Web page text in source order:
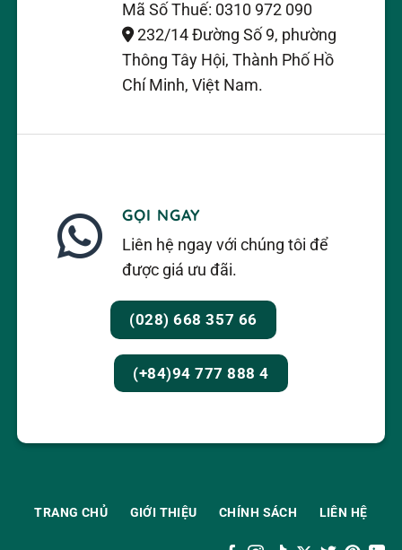
Mã Số Thuế: 0310 972 090
232/14 Đường Số 9, phường
Thông Tây Hội, Thành Phố Hồ
Chí Minh, Việt Nam.
GỌI NGAY
Liên hệ ngay với chúng tôi để
được giá ưu đãi.
(028) 668 357 66
(+84)94 777 888 4
TRANG CHỦ GIỚI THIỆU CHÍNH SÁCH LIÊN HỆ